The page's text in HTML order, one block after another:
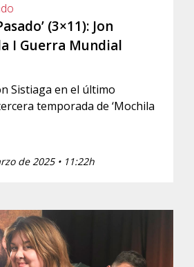
(3×11): Jon
I Guerra Mundial
Sistiaga en el último
temporada de ‘Mochila
de 2025 • 11:22h